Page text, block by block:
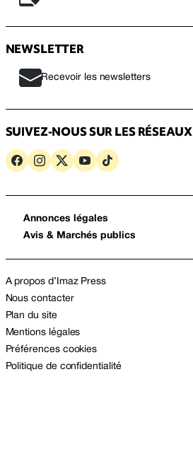
NEWSLETTER
Recevoir les newsletters
SUIVEZ-NOUS SUR LES RÉSEAUX
Annonces légales
Avis & Marchés publics
A propos d’Imaz Press
Nous contacter
Plan du site
Mentions légales
Préférences cookies
Politique de confidentialité